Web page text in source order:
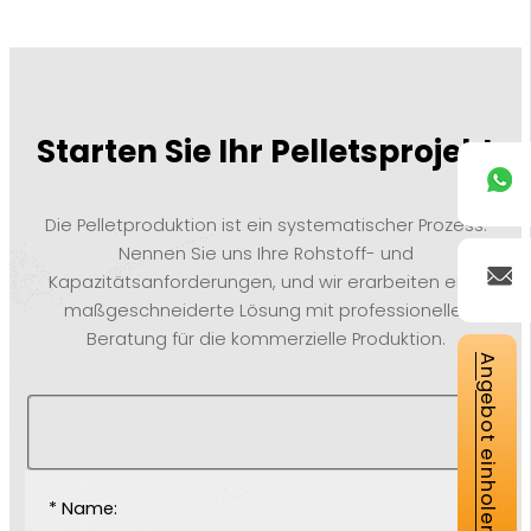
Starten Sie Ihr Pelletsprojekt
Die Pelletproduktion ist ein systematischer Prozess.
Nennen Sie uns Ihre Rohstoff- und
Kapazitätsanforderungen, und wir erarbeiten eine
maßgeschneiderte Lösung mit professioneller
Beratung für die kommerzielle Produktion.
* Name: Angebot einholen